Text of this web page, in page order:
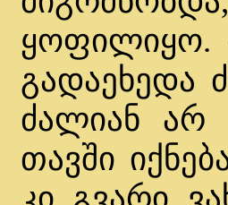
ყოფილიყო.
გადაეხედა
ძალიან არ
თავში